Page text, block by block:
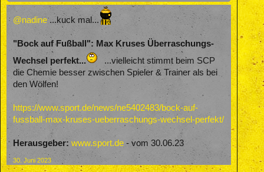
@nadine...kuck mal...
"Bock auf Fußball": Max Kruses Überraschungs-
Wechsel perfekt...
...vielleicht stimmt beim SCP
die Chemie besser zwischen Spieler & Trainer als bei
den Wölfen!
https://www.sport.de/news/ne5402483/bock-auf-
fussball-max-kruses-ueberraschungs-wechsel-perfekt/
Herausgeber: www.sport.de - vom 30.06.23
30. Juni 2023